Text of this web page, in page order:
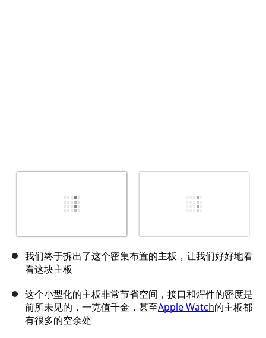
我们终于拆出了这个密集布置的主板，让我们好好地看
看这块主板
这个小型化的主板非常节省空间，接口和焊件的密度是
前所未见的，一克值千金，甚至Apple Watch的主板都
有很多的空余处